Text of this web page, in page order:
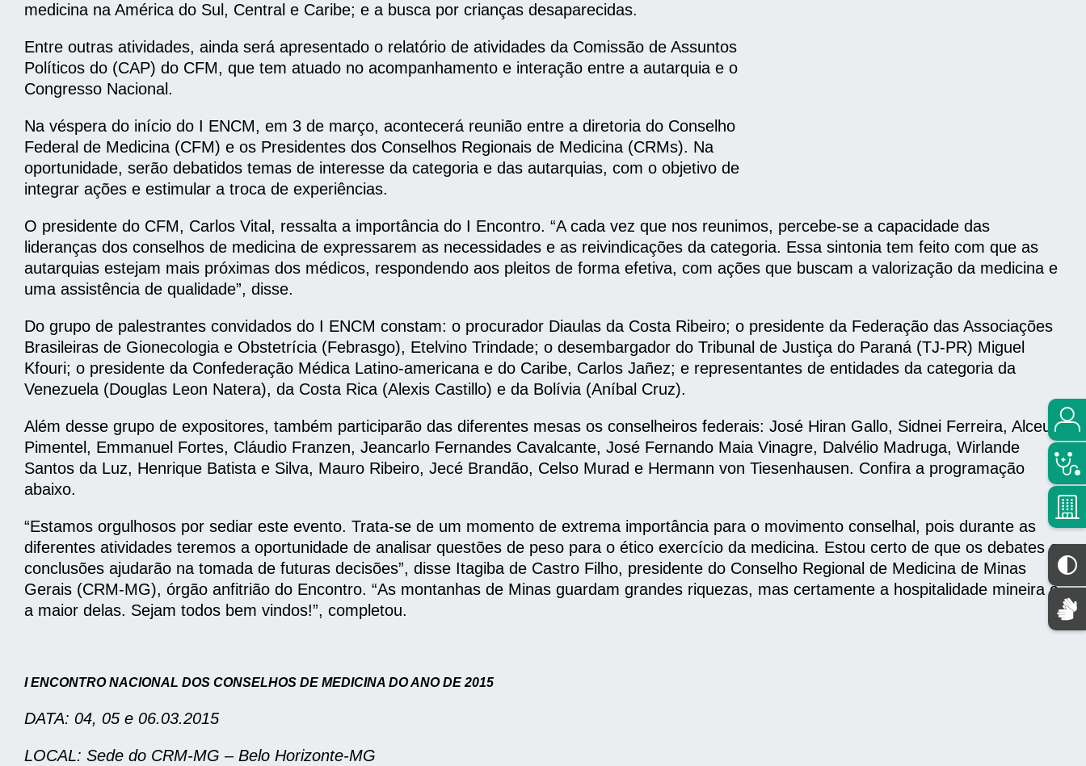
medicina na América do Sul, Central e Caribe; e a busca por crianças desaparecidas.
Entre outras atividades, ainda será apresentado o relatório de atividades da Comissão de Assuntos
Políticos do (CAP) do CFM, que tem atuado no acompanhamento e interação entre a autarquia e o
Congresso Nacional.
Na véspera do início do I ENCM, em 3 de março, acontecerá reunião entre a diretoria do Conselho
Federal de Medicina (CFM) e os Presidentes dos Conselhos Regionais de Medicina (CRMs). Na
oportunidade, serão debatidos temas de interesse da categoria e das autarquias, com o objetivo de
integrar ações e estimular a troca de experiências.
O presidente do CFM, Carlos Vital, ressalta a importância do I Encontro. “A cada vez que nos reunimos, percebe-se a capacidade das
lideranças dos conselhos de medicina de expressarem as necessidades e as reivindicações da categoria. Essa sintonia tem feito com que as
autarquias estejam mais próximas dos médicos, respondendo aos pleitos de forma efetiva, com ações que buscam a valorização da medicina e
uma assistência de qualidade”, disse.
Do grupo de palestrantes convidados do I ENCM constam: o procurador Diaulas da Costa Ribeiro; o presidente da Federação das Associações
Brasileiras de Gionecologia e Obstetrícia (Febrasgo), Etelvino Trindade; o desembargador do Tribunal de Justiça do Paraná (TJ-PR) Miguel
Kfouri; o presidente da Confederação Médica Latino-americana e do Caribe, Carlos Jañez; e representantes de entidades da categoria da
Venezuela (Douglas Leon Natera), da Costa Rica (Alexis Castillo) e da Bolívia (Aníbal Cruz).
Além desse grupo de expositores, também participarão das diferentes mesas os conselheiros federais: José Hiran Gallo, Sidnei Ferreira, Alceu
Pimentel, Emmanuel Fortes, Cláudio Franzen, Jeancarlo Fernandes Cavalcante, José Fernando Maia Vinagre, Dalvélio Madruga, Wirlande
Santos da Luz, Henrique Batista e Silva, Mauro Ribeiro, Jecé Brandão, Celso Murad e Hermann von Tiesenhausen. Confira a programação
abaixo.
“Estamos orgulhosos por sediar este evento. Trata-se de um momento de extrema importância para o movimento conselhal, pois durante as
diferentes atividades teremos a oportunidade de analisar questões de peso para o ético exercício da medicina. Estou certo de que os debates e
conclusões ajudarão na tomada de futuras decisões”, disse Itagiba de Castro Filho, presidente do Conselho Regional de Medicina de Minas
Gerais (CRM-MG), órgão anfitrião do Encontro. “As montanhas de Minas guardam grandes riquezas, mas certamente a hospitalidade mineira é
a maior delas. Sejam todos bem vindos!”, completou.
I ENCONTRO NACIONAL DOS CONSELHOS DE MEDICINA DO ANO DE 2015
DATA: 04, 05 e 06.03.2015
LOCAL: Sede do CRM-MG – Belo Horizonte-MG